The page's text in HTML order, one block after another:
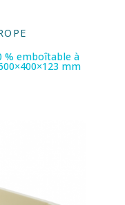
% emboîtable à
mm